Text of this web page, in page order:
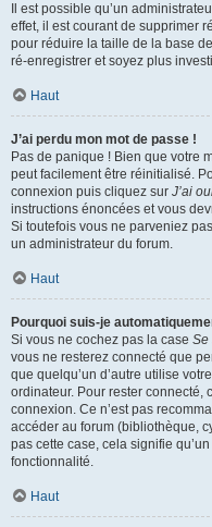
Il est possible qu’un
effet, il est courant de supprimer
pour réduire la taille de la base
ré-enregistrer et soyez plus
Haut
J’ai perdu mon mot de passe !
Pas de panique ! Bien que votre
peut facilement être réinitialisé.
connexion puis cliquez sur J’ai
instructions énoncées et vous
Si toutefois vous ne parveniez
un administrateur du forum.
Haut
Pourquoi suis-je
Si vous ne cochez pas la case Se
vous ne resterez connecté que
que quelqu’un d’autre utilise
ordinateur. Pour rester connecté,
connexion. Ce n’est pas
accéder au forum (bibliothèque,
pas cette case, cela signifie
fonctionnalité.
Haut